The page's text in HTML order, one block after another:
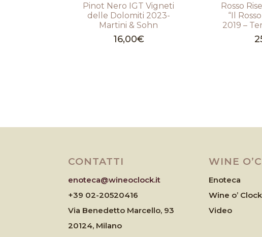
Pinot Nero IGT Vigneti
delle Dolomiti 2023-
Martini & Sohn
16,00€
Rosso
“Il
2019 –
CONTATTI
enoteca@wineoclock.it
+39 02-20520416
Via Benedetto Marcello, 93
20124, Milano
WINE
Enoteca
Wine o’
Video